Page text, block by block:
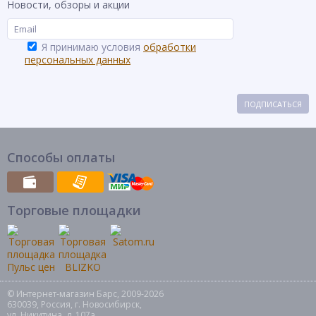
Новости, обзоры и акции
Я принимаю условия обработки
персональных данных
ПОДПИСАТЬСЯ
Способы оплаты
Торговые площадки
© Интернет-магазин Барс, 2009-2026
630039, Россия, г. Новосибирск,